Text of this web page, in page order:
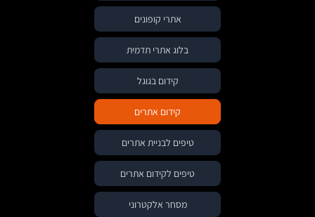
אתרי קופונים
בלוג אתרי תדמית
קידום בגוגל
קידום אתרים
טיפים לבניית אתרים
טיפים לקידום אתרים
מסחר אלקטרוני